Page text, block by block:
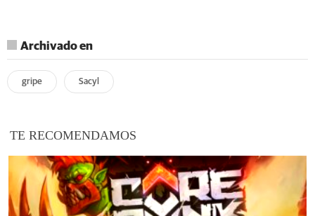
Archivado en
gripe Sacyl
TE RECOMENDAMOS